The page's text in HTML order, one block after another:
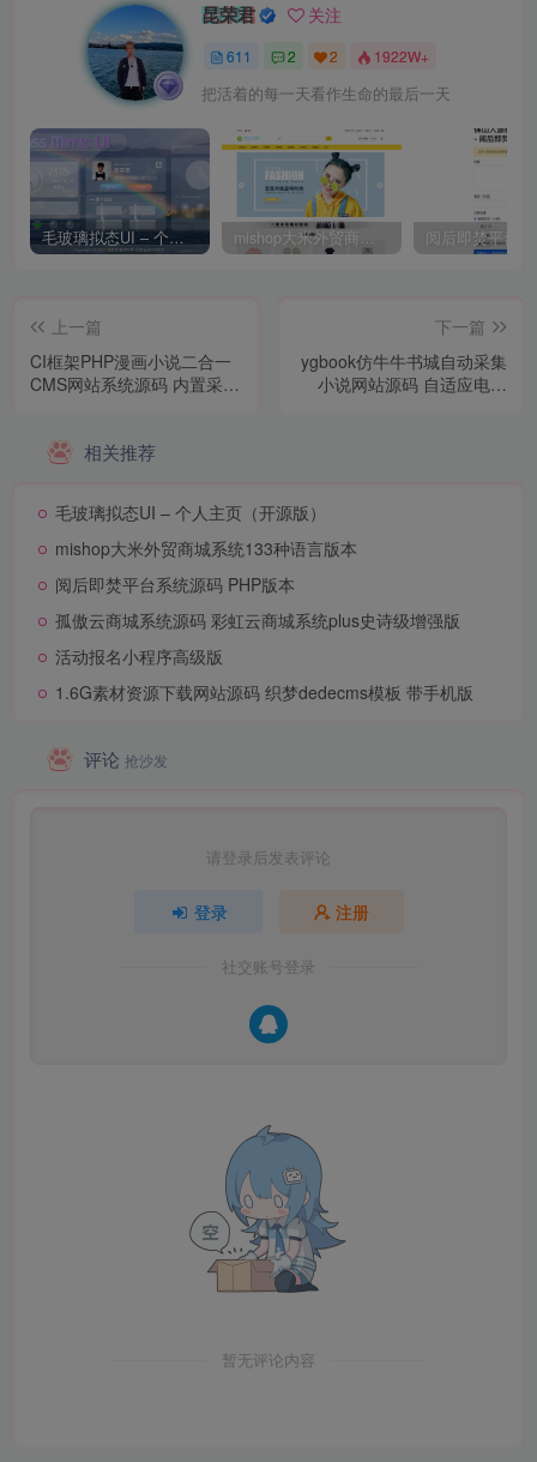
昆荣君 关注
611 2 2 1922W+
把活着的每一天看作生命的最后一天
毛玻璃拟态UI – 个人主页（开源版） mishop大米外贸商城系统133种语言版本
上一篇
CI框架PHP漫画小说二合一
CMS网站系统源码 内置采集
下一篇
ygbook仿牛牛书城自动采集
小说网站源码 自适应电脑
相关推荐
毛玻璃拟态UI – 个人主页（开源版）
mishop大米外贸商城系统133种语言版本
阅后即焚平台系统源码 PHP版本
孤傲云商城系统源码 彩虹云商城系统plus史诗级增强版
活动报名小程序高级版
1.6G素材资源下载网站源码 织梦dedecms模板 带手机版
评论 抢沙发
请登录后发表评论
登录 注册
社交账号登录
暂无评论内容